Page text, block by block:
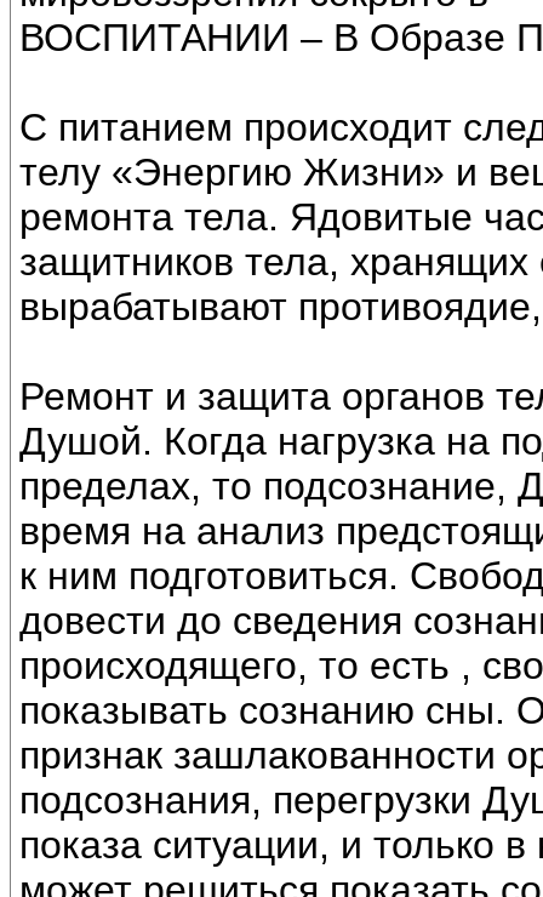
ВОСПИТАНИИ – В Образе
С питанием происходит
телу «Энергию Жизни» и
ремонта тела. Ядовитые
защитников тела,
вырабатывают
Ремонт и защита органов
Душой. Когда нагрузка на
пределах, то подсознание,
время на анализ
к ним подготовиться.
довести до сведения
происходящего, то есть ,
показывать сознанию сны.
признак зашлакованности
подсознания, перегрузки
показа ситуации, и только